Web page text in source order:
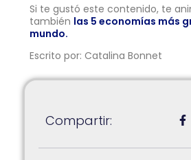
Si te gustó este contenido, te
también las 5 economías más
mundo.
Escrito por: Catalina Bonnet
Compartir: